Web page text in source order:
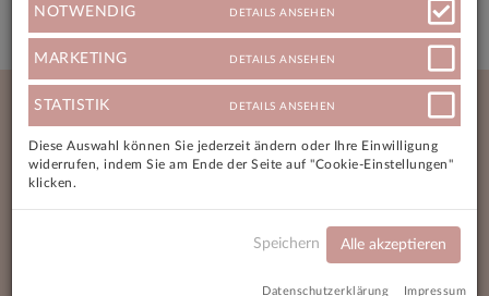
Neue Angebote
NOTWENDIG DETAILS ANSEHEN
MARKETING DETAILS ANSEHEN
STATISTIK DETAILS ANSEHEN
Diese Auswahl können Sie jederzeit ändern oder Ihre Einwilligung
widerrufen, indem Sie am Ende der Seite auf "Cookie-Einstellungen"
klicken.
Speichern Alle akzeptieren
Datenschutzerklärung Impressum